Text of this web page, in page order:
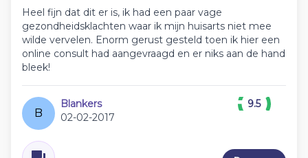
Heel fijn dat dit er is, ik had een paar vage
gezondheidsklachten waar ik mijn huisarts niet mee
wilde vervelen. Enorm gerust gesteld toen ik hier een
online consult had aangevraagd en er niks aan de hand
bleek!
B
Blankers
02-02-2017
9.5